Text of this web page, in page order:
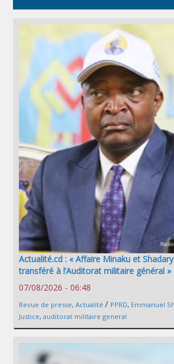
Actualité.cd : « Affaire Minaku et
transféré à l’Auditorat militaire général »
07/08/2026 - 06:48
Revue de presse, Actualité / PPRD, Emmanuel
Justice, auditorat militaire general